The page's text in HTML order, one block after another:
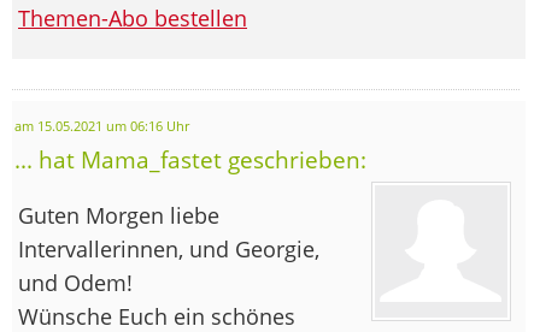
Themen-Abo bestellen
am 15.05.2021 um 06:16 Uhr
... hat Mama_fastet geschrieben:
Guten Morgen liebe
Intervallerinnen, und Georgie,
und Odem!
Wünsche Euch ein schönes